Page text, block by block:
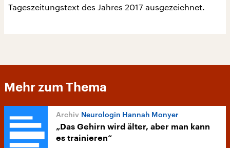
Tageszeitungstext des Jahres 2017 ausgezeichnet.
Mehr zum Thema
Neurologin Hannah Monyer
„Das Gehirn wird älter, aber man kann
es trainieren“